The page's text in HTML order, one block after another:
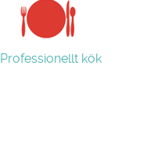
Professionellt kök